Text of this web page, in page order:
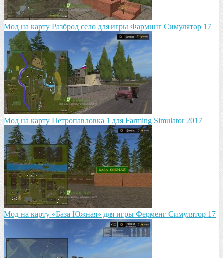
Mод на карту Разброд село для игры Фарминг Симулятор 17
Мод на карту Петропавловка 1 для Farming Simulator 2017
Мод на карту «База Южная» для игры Ферменг Симулятор 17